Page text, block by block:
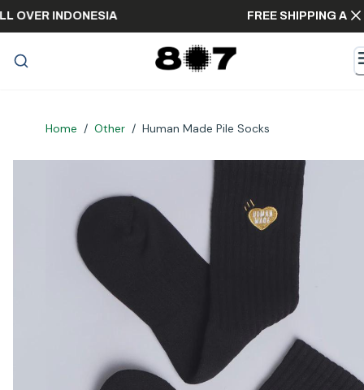
ALL OVER INDONESIA FREE
Home / Other / Human Made Pile Socks